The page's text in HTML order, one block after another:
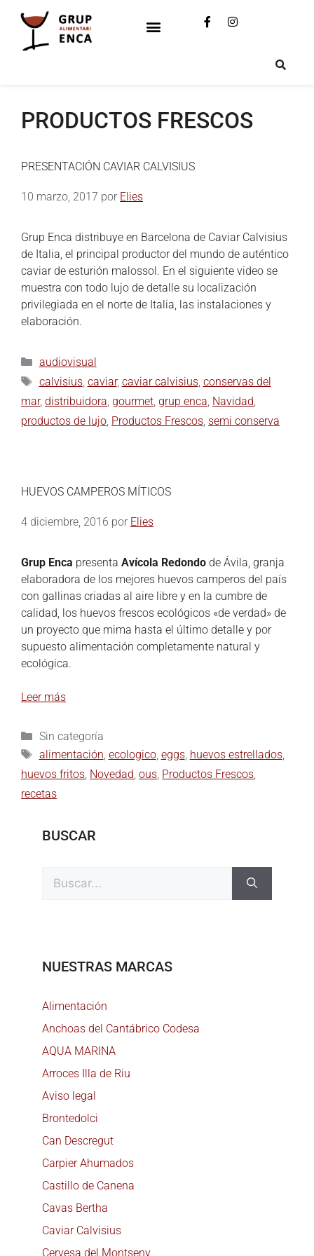
PRODUCTOS FRESCOS
PRESENTACIÓN CAVIAR CALVISIUS
10 marzo, 2017 por Elies
Grup Enca distribuye en Barcelona de Caviar Calvisius
de Italia, el principal productor del mundo de auténtico
caviar de esturión malossol. En el siguiente video se
muestra con todo lujo de detalle su localización
privilegiada en el norte de Italia, las instalaciones y
elaboración.
audiovisual
calvisius, caviar, caviar calvisius, conservas del
mar, distribuidora gourmet grup enca Navidad
productos de lujo Productos Frescos semi conserva
HUEVOS CAMPEROS MÍTICOS
4 diciembre, 2016 por Elies
Grup Enca presenta Avícola Redondo de Ávila, granja
elaboradora de los mejores huevos camperos del país
con gallinas criadas al aire libre y en la cumbre de
calidad, los huevos frescos ecológicos «de verdad» de
un proyecto que mima hasta el último detalle y por
supuesto alimentación completamente natural y
ecológica.
Leer más
Sin categoría
alimentación ecologico, eggs, huevos estrellados,
huevos fritos Novedad ous Productos Frescos
recetas
BUSCAR
NUESTRAS MARCAS
Alimentación
Anchoas del Cantábrico Codesa
AQUA MARINA
Arroces Illa de Riu
Aviso legal
Brontedolci
Can Descregut
Carpier Ahumados
Castillo de Canena
Cavas Bertha
Caviar Calvisius
Cervesa del Montseny